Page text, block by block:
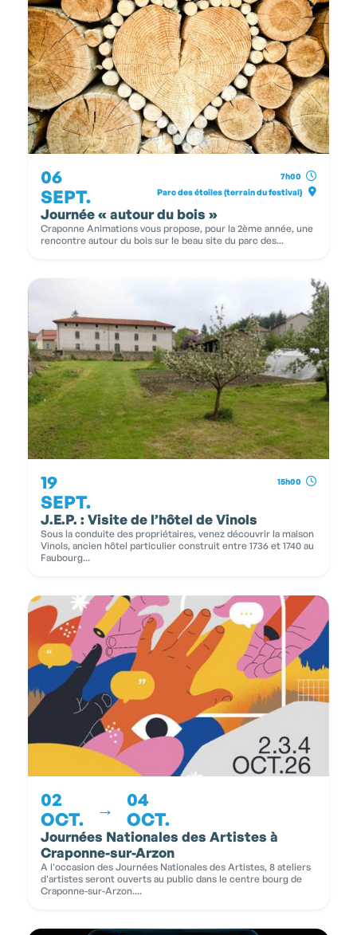
06
SEPT.
7h00
Parc des étoiles (terrain du festival)
Journée « autour du bois »
Craponne Animations vous propose, pour la 2ème année, une
rencontre autour du bois sur le beau site du parc des...
19
SEPT.
15h00
J.E.P. : Visite de l’hôtel de Vinols
Sous la conduite des propriétaires, venez découvrir la maison
Vinols, ancien hôtel particulier construit entre 1736 et 1740 au
Faubourg...
02
OCT.
→
04
OCT.
Journées Nationales des Artistes à
Craponne-sur-Arzon
A l'occasion des Journées Nationales des Artistes, 8 ateliers
d'artistes seront ouverts au public dans le centre bourg de
Craponne-sur-Arzon....